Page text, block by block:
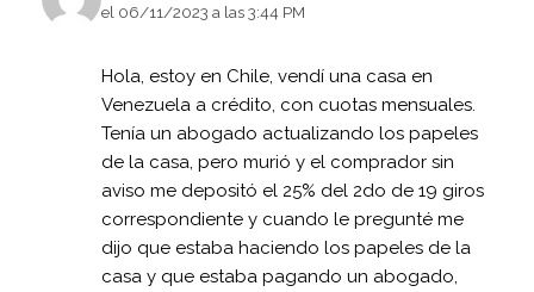
el 06/11/2023 a las 3:44 PM
Hola, estoy en Chile, vendí una casa en
Venezuela a crédito, con cuotas mensuales.
Tenía un abogado actualizando los papeles
de la casa, pero murió y el comprador sin
aviso me depositó el 25% del 2do de 19 giros
correspondiente y cuando le pregunté me
dijo que estaba haciendo los papeles de la
casa y que estaba pagando un abogado,